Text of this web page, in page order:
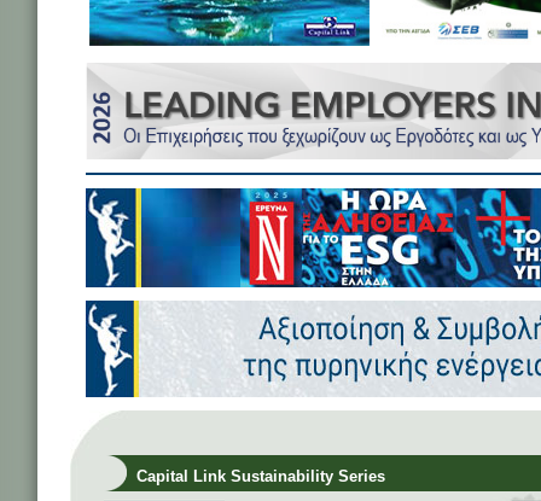
Capital Link Sustainability Series